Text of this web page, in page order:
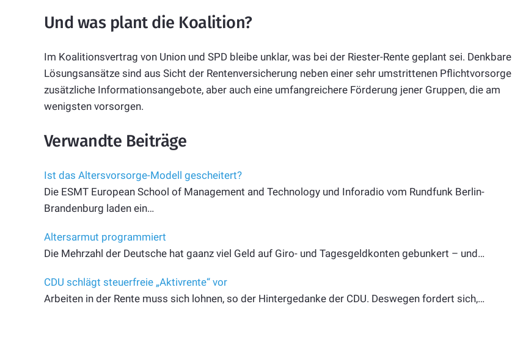
Und was plant die Koalition?
Im Koalitionsvertrag von Union und SPD bleibe unklar, was bei der Riester-Rente geplant sei. Denkbare
Lösungsansätze sind aus Sicht der Rentenversicherung neben einer sehr umstrittenen Pflichtvorsorge
zusätzliche Informationsangebote, aber auch eine umfangreichere Förderung jener Gruppen, die am
wenigsten vorsorgen.
Verwandte Beiträge
Ist das Altersvorsorge-Modell gescheitert?
Die ESMT European School of Management and Technology und Inforadio vom Rundfunk Berlin-
Brandenburg laden ein…
Altersarmut programmiert
Die Mehrzahl der Deutsche hat gaanz viel Geld auf Giro- und Tagesgeldkonten gebunkert – und…
CDU schlägt steuerfreie „Aktivrente“ vor
Arbeiten in der Rente muss sich lohnen, so der Hintergedanke der CDU. Deswegen fordert sich,…